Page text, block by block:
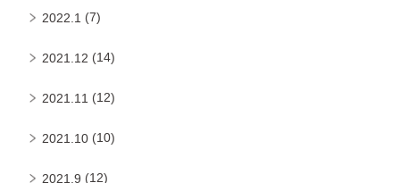
2022.1 (7)
2021.12 (14)
2021.11 (12)
2021.10 (10)
2021.9 (12)